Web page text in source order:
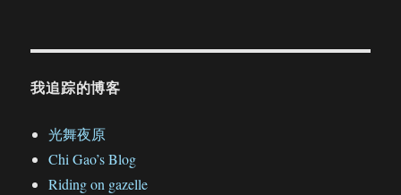
我追踪的博客
光舞夜原
Chi Gao’s Blog
Riding on gazelle